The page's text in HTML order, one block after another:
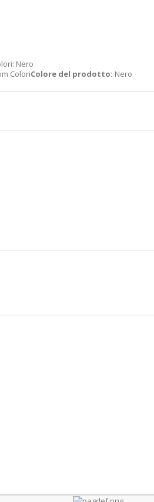
Nero
ColoriColore del prodotto: Nero